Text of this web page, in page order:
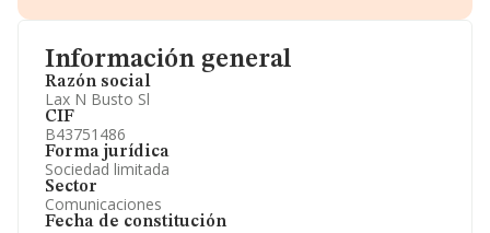
Información general
Razón social
Lax N Busto Sl
CIF
B43751486
Forma jurídica
Sociedad limitada
Sector
Comunicaciones
Fecha de constitución
Información oficial y registral complementaria.